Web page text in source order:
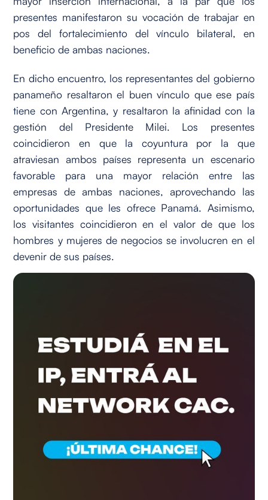
presentes manifestaron su vocación de trabajar en
pos del fortalecimiento del vínculo bilateral, en
beneficio de ambas naciones.
En dicho encuentro, los representantes del gobierno
panameño resaltaron el buen vínculo que ese país
tiene con Argentina, y resaltaron la afinidad con la
gestión del Presidente Milei. Los presentes
coincidieron en que la coyuntura por la que
atraviesan ambos países representa un escenario
favorable para una mayor relación entre las
empresas de ambas naciones, aprovechando las
oportunidades que les ofrece Panamá. Asimismo,
los visitantes coincidieron en el valor de que los
hombres y mujeres de negocios se involucren en el
devenir de sus países.